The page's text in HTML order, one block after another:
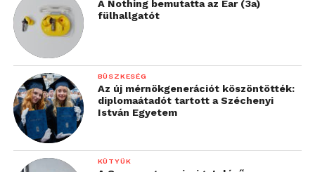
A Nothing bemutatta az Ear (3a)
fülhallgatót
BÜSZKESÉG
Az új mérnökgenerációt köszöntötték:
diplomaátadót tartott a Széchenyi
István Egyetem
KÜTYÜK